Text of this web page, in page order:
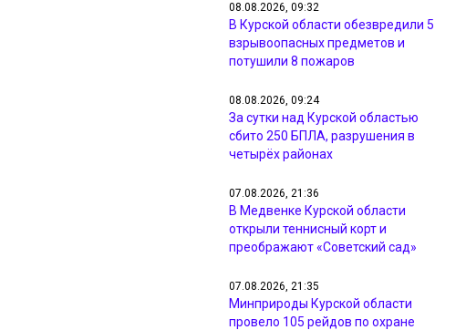
08.08.2026, 09:32
В Курской области обезвредили 5
взрывоопасных предметов и
потушили 8 пожаров
08.08.2026, 09:24
За сутки над Курской областью
сбито 250 БПЛА, разрушения в
четырёх районах
07.08.2026, 21:36
В Медвенке Курской области
открыли теннисный корт и
преображают «Советский сад»
07.08.2026, 21:35
Минприроды Курской области
провело 105 рейдов по охране